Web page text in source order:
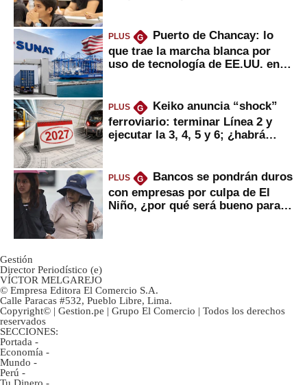
PLUS G
Puerto de Chancay: lo
que trae la marcha blanca por
uso de tecnología de EE.UU. en
PLUS G
Keiko anuncia “shock”
ferroviario: terminar Línea 2 y
ejecutar la 3, 4, 5 y 6; ¿habrá
PLUS G
Bancos se pondrán duros
con empresas por culpa de El
Niño, ¿por qué será bueno para
Gestión
Director Periodístico (e)
VÍCTOR MELGAREJO
© Empresa Editora El Comercio S.A.
Calle Paracas #532, Pueblo Libre, Lima.
Copyright© | Gestion.pe | Grupo El Comercio | Todos los derechos
reservados
SECCIONES:
Portada -
Economía -
Mundo -
Perú -